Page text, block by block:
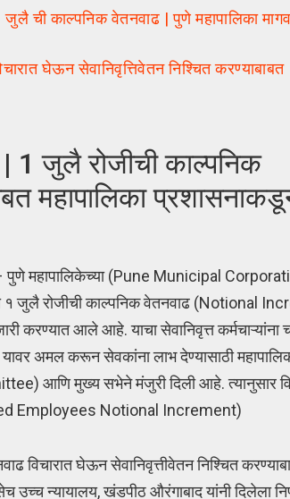
ची काल्पनिक वेतनवाढ | पुणे महापालिका
घेऊन सेवानिवृत्तिवेतन निश्चित करण्याबाबत
जुलै रोजीची काल्पनिक
महापालिका
पुणे महापालिकेच्या (Pune Municipal
१ जुलै रोजीची काल्पनिक वेतनवाढ (Notional
करण्यात आले आहे. याचा सेवानिवृत्त कर्मचाऱ्यांना
अमल करून सेवकांना लाभ देण्यासाठी
आणि मुख्य सभेने मंजुरी दिली आहे. त्यानुसार
Employees Notional Increment)
विचारात घेऊन सेवानिवृत्तीवेतन निश्चित
उच्च न्यायालय, खंडपीठ औरंगाबाद यांनी दिलेला